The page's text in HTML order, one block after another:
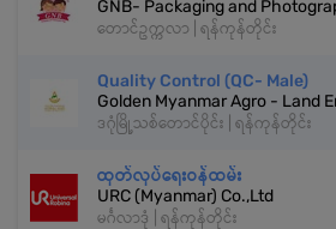
GNB- Packaging and
တောင်ဥက္ကလာ | ရန်ကုန်တိုင်း
Quality Control (QC- Male)
Golden Myanmar Agro - Land
ဒဂုံမြို့သစ်တောင်ပိုင်း | ရန်ကုန်တိုင်း
ထုတ်လုပ်ရေးဝန်ထမ်း
URC (Myanmar) Co.,Ltd
မင်္ဂလာဒုံ | ရန်ကုန်တိုင်း